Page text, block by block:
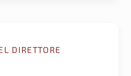
DIRETTORE